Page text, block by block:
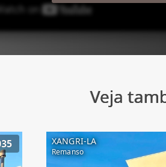
Veja
XANGRI-LA
Remanso